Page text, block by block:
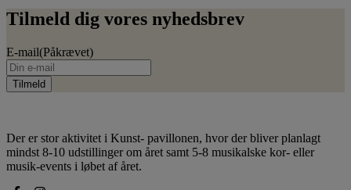
Tilmeld dig vores nyhedsbrev
E-mail(Påkrævet)
Der er stor aktivitet i Kunst- pavillonen, hvor der bliver planlagt
mindst 8-10 udstillinger om året samt 5-8 musikalske kor- eller
musik-events i løbet af året.